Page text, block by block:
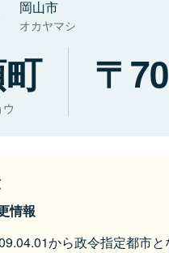
岡山市
オカヤマシ
情報
から政令指定都市と